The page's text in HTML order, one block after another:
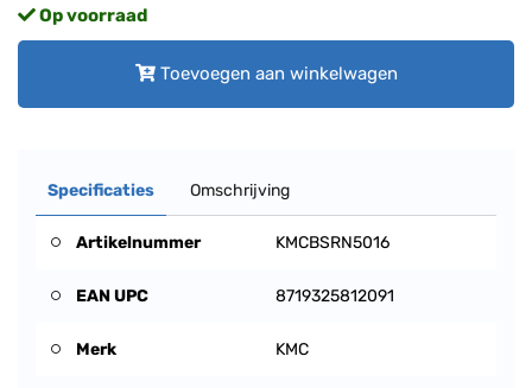
Op voorraad
Toevoegen aan winkelwagen
Specificaties Omschrijving
Artikelnummer KMCBSRN5016
EAN UPC 8719325812091
Merk KMC